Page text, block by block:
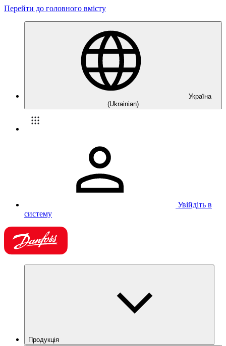
Перейти до головного вмісту
Україна
(Ukrainian)
Увійдіть в
систему
Продукція